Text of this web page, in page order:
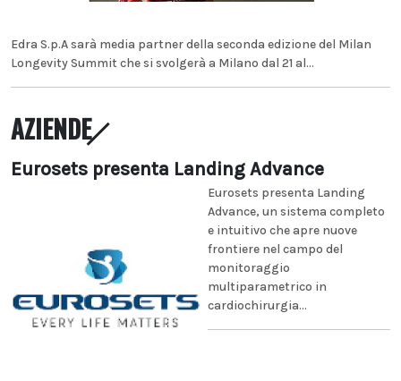
Edra S.p.A sarà media partner della seconda edizione del Milan
Longevity Summit che si svolgerà a Milano dal 21 al...
AZIENDE
Eurosets presenta Landing Advance
Eurosets presenta Landing
Advance, un sistema completo
e intuitivo che apre nuove
frontiere nel campo del
monitoraggio
multiparametrico in
cardiochirurgia...